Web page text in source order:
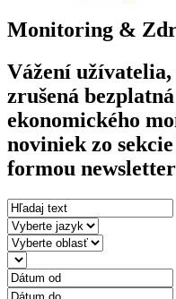
Monitoring &
Vážení
zrušená
ekonomického
noviniek zo
formou